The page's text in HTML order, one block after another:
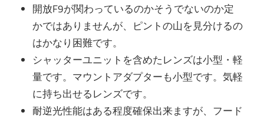
開放F9が関わっているのかそうでないのか定
かではありませんが、ピントの山を見分けるの
はかなり困難です。
シャッターユニットを含めたレンズは小型・軽
量です。マウントアダプターも小型です。気軽
に持ち出せるレンズです。
耐逆光性能はある程度確保出来ますが、フード